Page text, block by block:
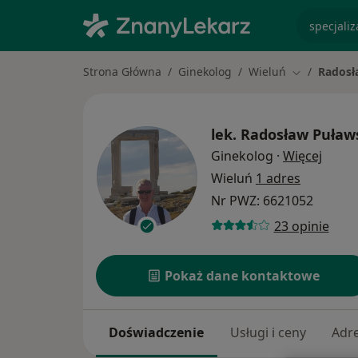
Strona Główna Ginekolog Wieluń Zmień
lek. Radosław
Ginekolog · Więcej
Wieluń 1 adres
Nr PWZ: 6621052
23 opinie
Pokaż dane kontaktowe
Doświadczenie Usługi i ceny